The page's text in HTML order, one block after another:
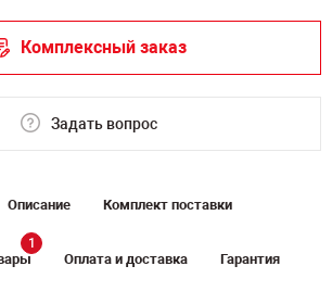
Комплексный заказ
Задать вопрос
Описание Комплект поставки
1
Оплата и доставка Гарантия